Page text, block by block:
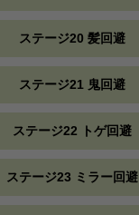
ステージ20 髪回避
ステージ21 鬼回避
ステージ22 トゲ回避
ステージ23 ミラー回避